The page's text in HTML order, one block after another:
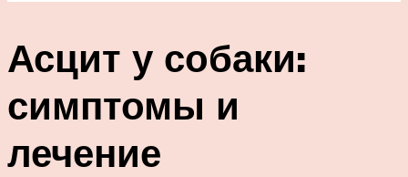
Асцит у собаки:
симптомы и
лечение